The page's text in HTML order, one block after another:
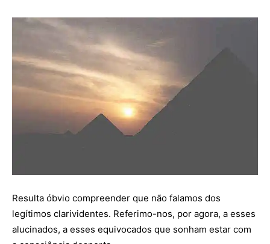
Resulta óbvio compreender que não falamos dos
legítimos clarividentes. Referimo-nos, por agora, a esses
alucinados, a esses equivocados que sonham estar com